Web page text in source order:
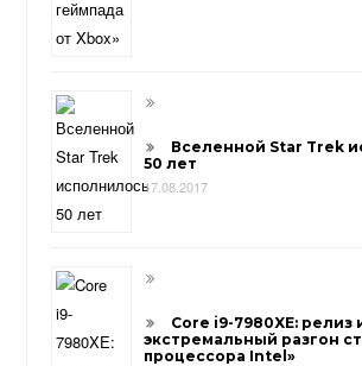
Вселенной Star Trek
50 лет
17.08.2017
Core i9-7980XE: релиз
экстремальный разгон
процессора Intel»